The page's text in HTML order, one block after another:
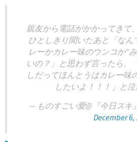
親友から電話がかかってきて
ひとしきり聞いたあと「な
レーかカレー味のウンコか"
いの？」と思わず言ったら、
しだってほんとうはカレー味
したいよ！！！」と
— ものすごい愛@『今日スキ
December 6,